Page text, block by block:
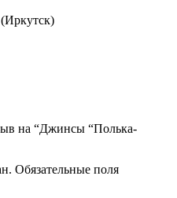
на “Джинсы “Полька-
Обязательные поля